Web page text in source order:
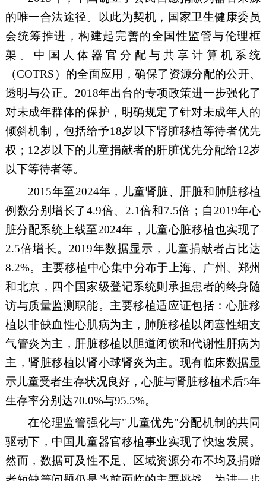
的唯一合法途径。以此为契机，国家卫生健康委员
会统筹推进，构建起 完善的全国性监管与伦理框
架。 中国 人体器官分配与共享计算机系统
（COTRS ） 的全面应用，确保了资源分配的公开、
透明与公正。 2018年出台的专项政策进一步强化了
对未成年群体的保护，明确规定了针对未成年人的
倾斜机制
，包括给予18岁 以下肾脏移植等待者优先
权 ； 12岁以下的儿童捐献者的肝脏优先分配给12岁
以下等待者等。
2015年至2024年，儿童肾脏、肝脏和肺脏移植
例数分别增长了4.9倍、 2.1倍和7.5倍； 自 2019年心
脏分配系统上线至2024年 ，儿童心脏移植也实现了
2.5倍增长。 2019年数据显示，
儿童捐献者占比达
8.2%。 主要移植中心集中分布于上海、广州、郑州
和北京，四个国家级登记系统则承担患者的终身随
访与质量监测职能。 主要移植适应证包括：心脏移
植以非缺血性心肌病为主，肺脏移植以闭塞性细支
气管炎为主，肝脏移植以胆道闭锁和代谢性肝病为
主，肾脏移植以肾小球肾炎为主。 现有临床数据显
示儿童受者生存状况良好，心脏与肾脏移植术后5年
生存率分别达70.0%与95.5%。
在伦理监管强化与" 儿童优先"分配机制的共同
驱动下 ，中国儿童器官移植事业实现了快速发展。
然而，数据可及性不足、区域资源分布不均及捐赠